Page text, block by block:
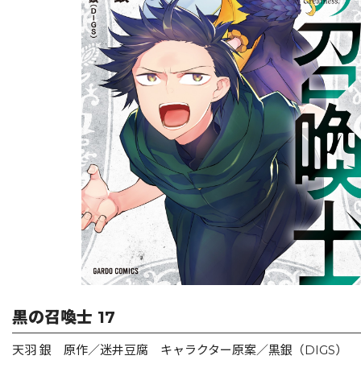
コミックガルド コミッククリエ
リキューレ コミックパルフェ
コミックエッセイ
黒の召喚士 17
天羽 銀 原作／迷井豆腐 キャラクター原案／黒銀（DIGS）